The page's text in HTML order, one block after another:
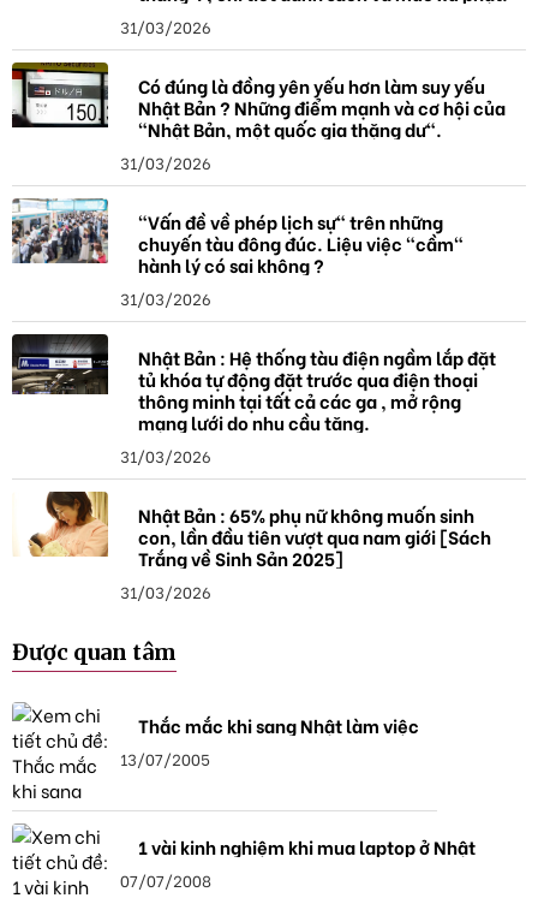
31/03/2026
Có đúng là đồng yên yếu hơn làm suy yếu
Nhật Bản ? Những điểm mạnh và cơ hội của
"Nhật Bản, một quốc gia thặng dư".
31/03/2026
"Vấn đề về phép lịch sự" trên những
chuyến tàu đông đúc. Liệu việc "cầm"
hành lý có sai không ?
31/03/2026
Nhật Bản : Hệ thống tàu điện ngầm lắp đặt
tủ khóa tự động đặt trước qua điện thoại
thông minh tại tất cả các ga , mở rộng
mạng lưới do nhu cầu tăng.
31/03/2026
Nhật Bản : 65% phụ nữ không muốn sinh
con, lần đầu tiên vượt qua nam giới [Sách
Trắng về Sinh Sản 2025]
31/03/2026
Được quan tâm
Thắc mắc khi sang Nhật làm việc
13/07/2005
1 vài kinh nghiệm khi mua laptop ở Nhật
07/07/2008